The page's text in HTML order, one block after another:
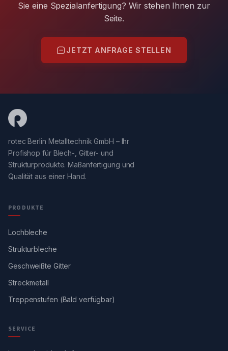
Sie eine Spezialanfertigung? Wir stehen Ihnen zur
Seite.
JETZT ANFRAGE STELLEN
rotec Berlin Metalltechnik GmbH – Ihr
Profishop für Blech-, Gitter- und
Strukturprodukte. Maßanfertigung und
Qualität aus einer Hand.
PRODUKTE
Lochbleche
Strukturbleche
Geschweißte Gitter
Streckmetall
Treppenstufen (Bald verfügbar)
SERVICE